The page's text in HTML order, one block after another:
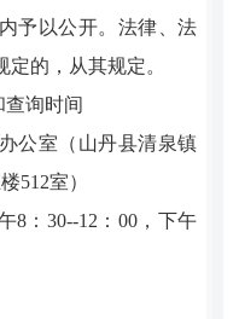
予以公开。法律、法
的，从其规定。
询时间
公室（ 山丹县清泉镇
512室）
8：30--12：00，下午